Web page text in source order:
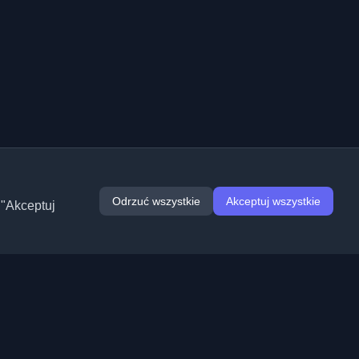
Odrzuć wszystkie Akceptuj wszystkie